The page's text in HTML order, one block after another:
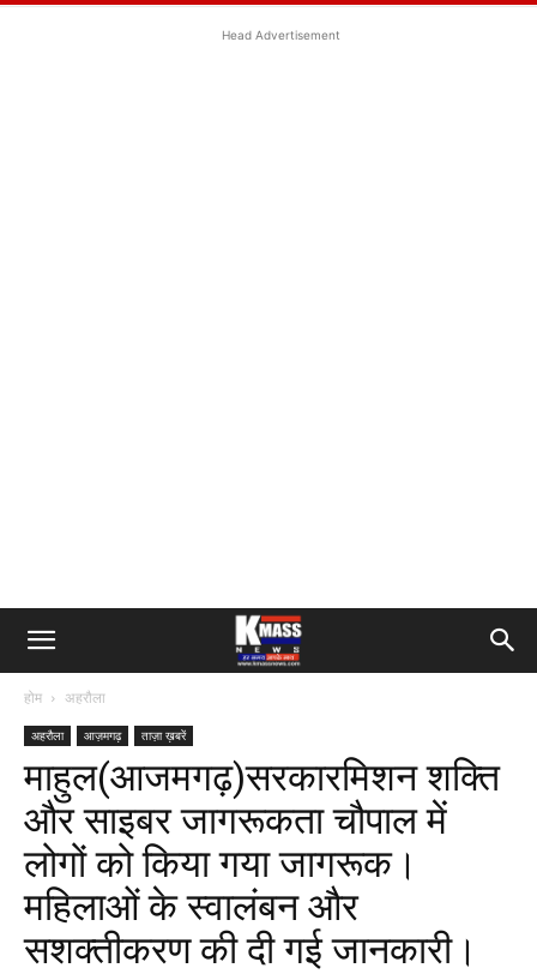
Head Advertisement
होम अहरौला
अहरौला आज़मगढ़ ताज़ा ख़बरें
माहुल(आजमगढ़)सरकारमिशन शक्ति
और साइबर जागरूकता चौपाल में
लोगों को किया गया जागरूक।
महिलाओं के स्वालंबन और
सशक्तीकरण की दी गई जानकारी।